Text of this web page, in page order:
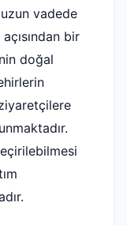
vadede
bir
doğal